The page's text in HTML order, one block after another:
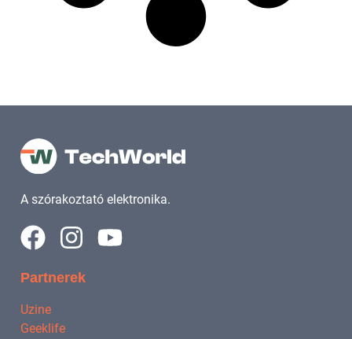
A szórakoztató elektronika.
Partnerek
Uzine
Geeklife